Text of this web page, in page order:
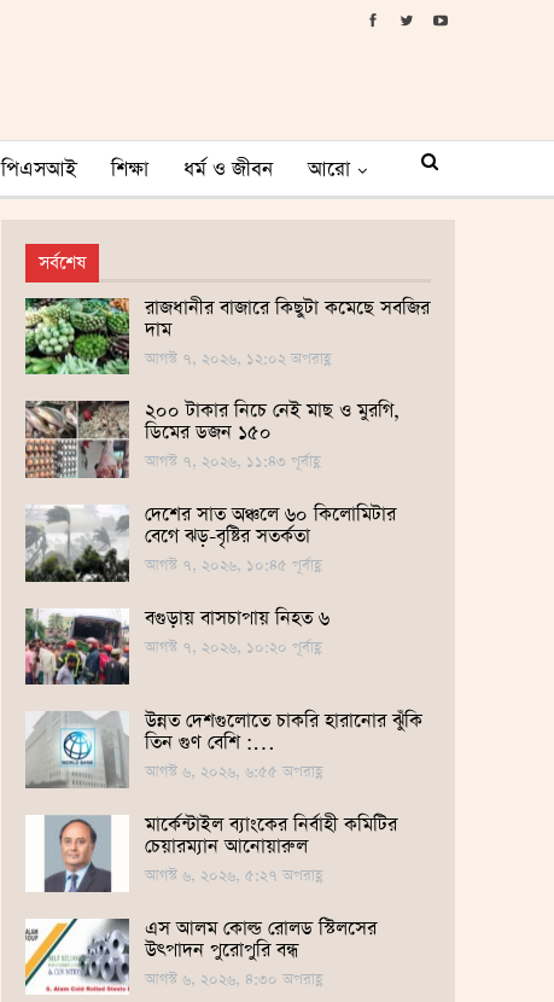
পিএসআই শিক্ষা ধর্ম ও জীবন আরো
সর্বশেষ
রাজধানীর বাজারে কিছুটা কমেছে সবজির
দাম
আগস্ট ৭, ২০২৬, ১২:০২ অপরাহ্ণ
২০০ টাকার নিচে নেই মাছ ও মুরগি,
ডিমের ডজন ১৫০
আগস্ট ৭, ২০২৬, ১১:৪৩ পূর্বাহ্ণ
দেশের সাত অঞ্চলে ৬০ কিলোমিটার
বেগে ঝড়-বৃষ্টির সতর্কতা
আগস্ট ৭, ২০২৬, ১০:৪৫ পূর্বাহ্ণ
বগুড়ায় বাসচাপায় নিহত ৬
আগস্ট ৭, ২০২৬, ১০:২০ পূর্বাহ্ণ
উন্নত দেশগুলোতে চাকরি হারানোর ঝুঁকি
তিন গুণ বেশি :…
আগস্ট ৬, ২০২৬, ৬:৫৫ অপরাহ্ণ
মার্কেন্টাইল ব্যাংকের নির্বাহী কমিটির
চেয়ারম্যান আনোয়ারুল
আগস্ট ৬, ২০২৬, ৫:২৭ অপরাহ্ণ
এস আলম কোল্ড রোলড স্টিলসের
উৎপাদন পুরোপুরি বন্ধ
আগস্ট ৬, ২০২৬, ৪:৩০ অপরাহ্ণ